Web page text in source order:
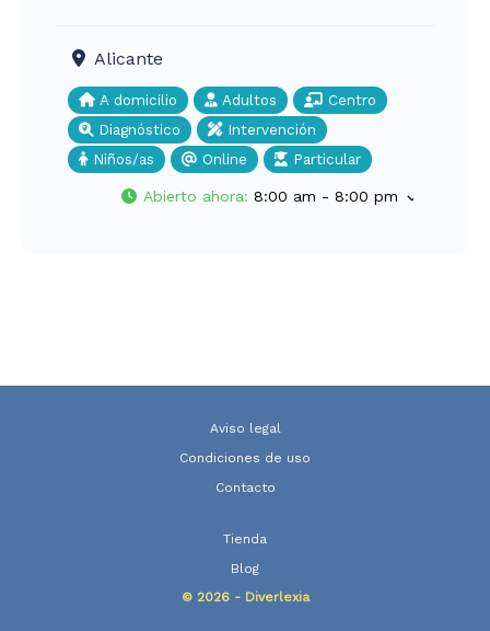
Alicante
A domicilio Adultos
Centro
Diagnóstico
Intervención
Niños/as
Online Particular
Abierto ahora: 8:00 am - 8:00 pm
Aviso legal
Condiciones de uso
Contacto
Tienda
Blog
© 2026 - Diverlexia